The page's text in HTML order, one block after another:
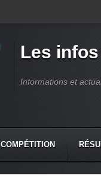
Les
Informations et
COMPÉTITION